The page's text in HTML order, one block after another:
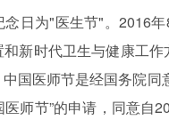
念日为"医生节"。2016年
新时代卫生与健康工
国医师节是经国务院同
师节”的申请，同意自